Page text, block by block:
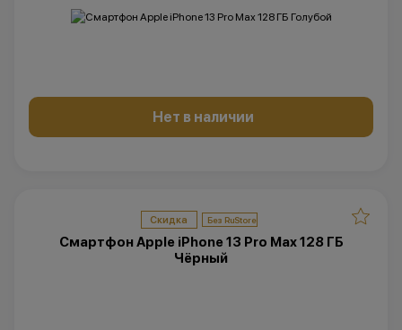
Нет в наличии
Скидка
Смартфон Apple iPhone 13 Pro Max 128 ГБ
Чёрный